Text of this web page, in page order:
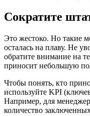
Сократите
Это жестоко. Но такие
осталась на плаву. Не
обратите внимание на
приносит небольшую
Чтобы понять, кто
используйте KPI
Например, для
количество